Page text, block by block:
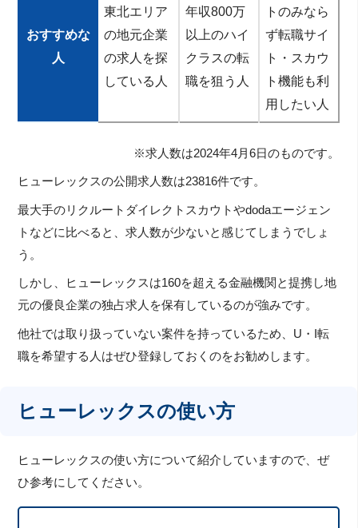
おすすめな
人
東北エリア
の地元企業
の求人を探
している人
年収800万
以上のハイ
クラスの転
職を狙う人
トのみなら
ず転職サイ
ト・スカウ
ト機能も利
用したい人
※求人数は2024年4月6日のものです。
ヒューレックスの公開求人数は23816件です。
最大手のリクルートダイレクトスカウトやdodaエージェン
トなどに比べると、求人数が少ないと感じてしまうでしょ
う。
しかし、ヒューレックスは160を超える金融機関と提携し地
元の優良企業の独占求人を保有しているのが強みです。
他社では取り扱っていない案件を持っているため、U・I転
職を希望する人はぜひ登録しておくのをお勧めします。
ヒューレックスの使い方
ヒューレックスの使い方について紹介していますので、ぜ
ひ参考にしてください。